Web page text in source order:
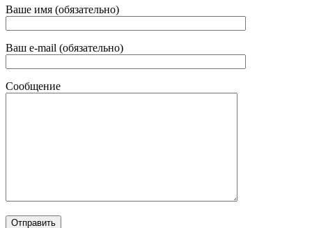
Ваше имя (обязательно)
Ваш e-mail (обязательно)
Сообщение